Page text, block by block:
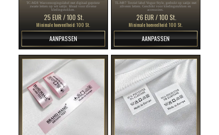
TC-M28 Wasverzorgingslabel met digitaal geprinte
zwarte letters op wit satijn. Ideaal voor diverse
kledingstukken.
25 EUR / 100 St.
Minimale hoeveelheid: 100 St.
AANPASSEN
TL-M87 Textiel label Vogue Style, gedrukt op satijn met
zilveren letters. Geschikt voor kledingstukken en
accessoires.
26 EUR / 100 St.
Minimale hoeveelheid: 100 St.
AANPASSEN